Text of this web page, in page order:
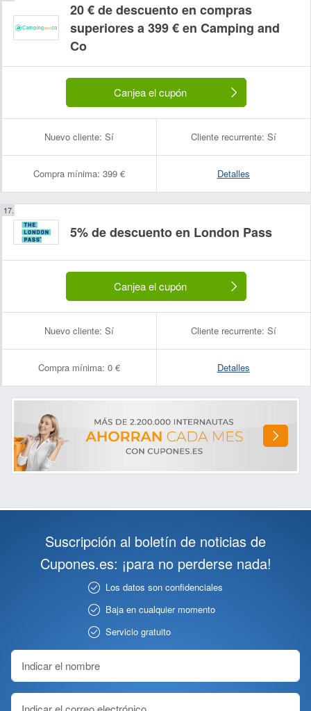
20 € de descuento en compras
superiores a 399 € en Camping and
Co
Canjea el cupón
Nuevo cliente: Sí Cliente recurrente: Sí
Compra mínima: 399 € Detalles
5% de descuento en London Pass
Canjea el cupón
Nuevo cliente: Sí Cliente recurrente: Sí
Compra mínima: 0 € Detalles
Suscripción al boletín de noticias de
Cupones.es: ¡para no perderse nada!
Los datos son confidenciales
Baja en cualquier momento
Servicio gratuito